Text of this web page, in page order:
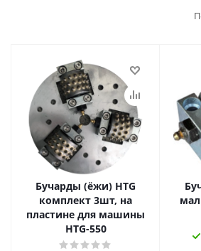
Бучарды (ёжи) HTG
комплект 3шт, на
пластине для машины
HTG-550